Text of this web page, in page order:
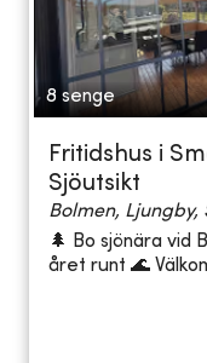
8 senge
Fritidshus i
Sjöutsikt
Bolmen, Ljungby,
🌲 Bo sjönära vid
året runt 🌊